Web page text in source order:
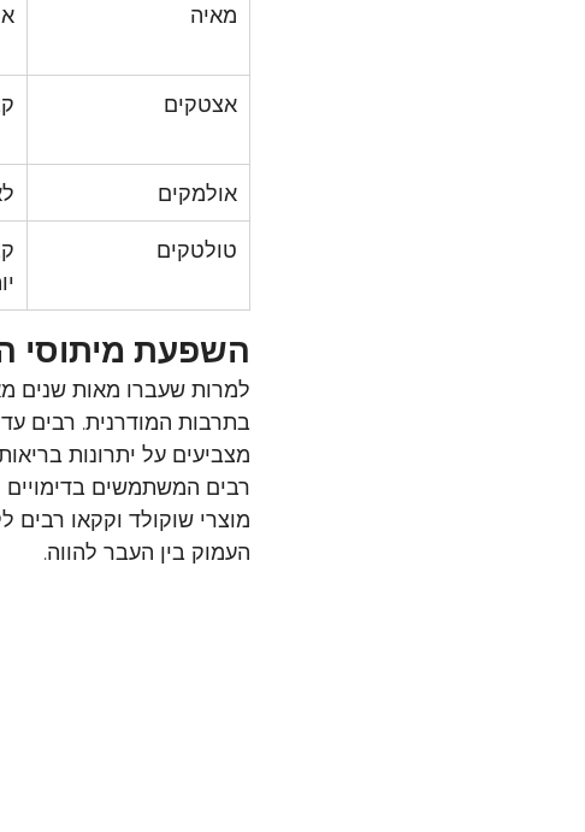
מאיה
אצטקים
אולמקים
טולטקים
השפעת מיתוסי
למרות שעברו מאות שנים
בתרבות המודרנית. רבים
מצביעים על יתרונות
רבים המשתמשים בדימויים
מוצרי שוקולד וקקאו
העמוק בין העבר להווה.